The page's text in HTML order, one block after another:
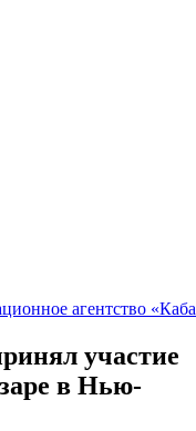
участие
в Нью-